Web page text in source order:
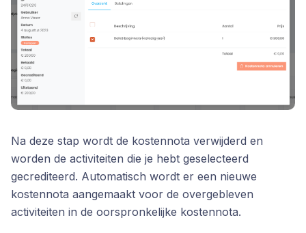
Na deze stap wordt de kostennota verwijderd en
worden de activiteiten die je hebt geselecteerd
gecrediteerd. Automatisch wordt er een nieuwe
kostennota aangemaakt voor de overgebleven
activiteiten in de oorspronkelijke kostennota.